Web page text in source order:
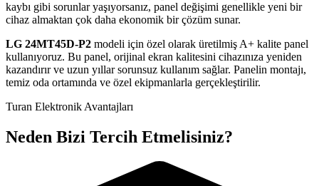
kaybı gibi sorunlar yaşıyorsanız, panel değişimi genellikle yeni bir
cihaz almaktan çok daha ekonomik bir çözüm sunar.
LG 24MT45D-P2 modeli için özel olarak üretilmiş A+ kalite panel
kullanıyoruz. Bu panel, orijinal ekran kalitesini cihazınıza yeniden
kazandırır ve uzun yıllar sorunsuz kullanım sağlar. Panelin montajı,
temiz oda ortamında ve özel ekipmanlarla gerçekleştirilir.
Turan Elektronik Avantajları
Neden Bizi Tercih Etmelisiniz?